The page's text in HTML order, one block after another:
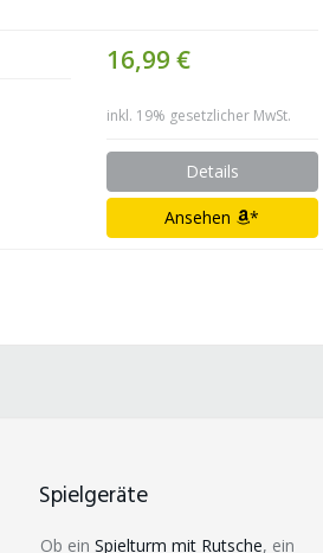
16,99 €
inkl. 19% gesetzlicher MwSt.
Details
Ansehen *
Spielgeräte
Ob ein Spielturm mit Rutsche, ein